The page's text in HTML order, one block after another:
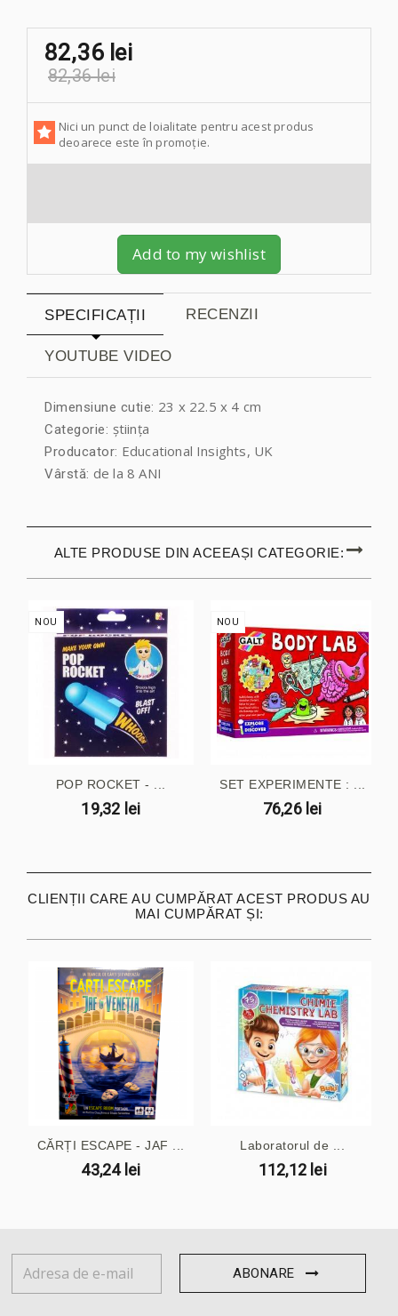
82,36 lei
82,36 lei
Nici un punct de loialitate pentru acest produs
deoarece este în promoție.
Add to my wishlist
SPECIFICAȚII RECENZII
YOUTUBE VIDEO
Dimensiune cutie: 23 x 22.5 x 4 cm
Categorie: știința
Producator: Educational Insights, UK
Vârstă: de la 8 ANI
ALTE PRODUSE DIN ACEEAȘI CATEGORIE:
NOU
POP ROCKET - ...
19,32 lei
NOU
SET EXPERIMENTE : ...
76,26 lei
CLIENȚII CARE AU CUMPĂRAT ACEST PRODUS AU
MAI CUMPĂRAT ȘI:
CĂRȚI ESCAPE - JAF ...
43,24 lei
Laboratorul de ...
112,12 lei
ABONARE